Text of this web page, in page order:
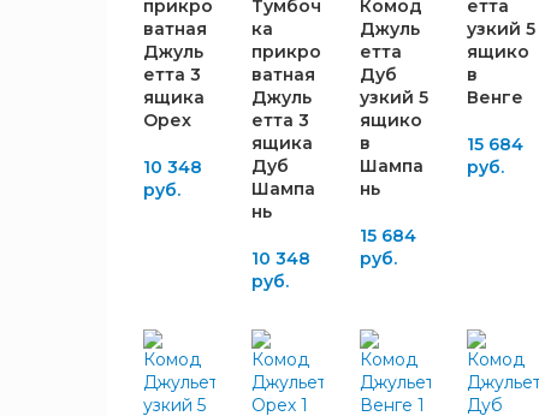
прикро
ватная
Джуль
етта 3
ящика
Орех
10 348
руб.
Тумбоч
ка
прикро
ватная
Джуль
етта 3
ящика
Дуб
Шампа
нь
10 348
руб.
Комод
Джуль
етта
Дуб
узкий 5
ящико
в
Шампа
нь
15 684
руб.
етта
узкий 5
ящико
в
Венге
15 684
руб.